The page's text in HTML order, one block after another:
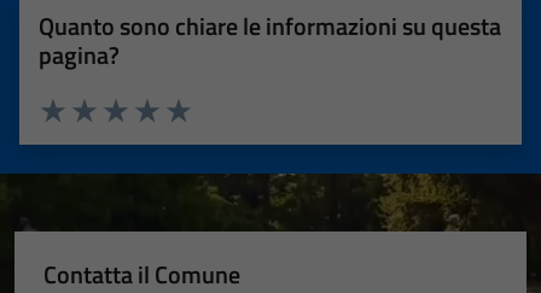
Quanto sono chiare le informazioni su questa
pagina?
Valuta 5 stelle su 5
Valuta 4 stelle su 5
Valuta 3 stelle su 5
Valuta 2 stelle su 5
Valuta 1 stelle su 5
Contatta il Comune